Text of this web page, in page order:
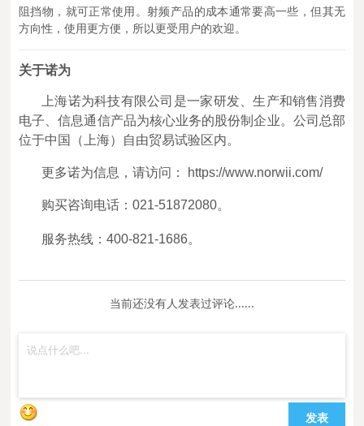
阻挡物，就可正常使用。射频产品的成本通常要高一些，但其无
方向性，使用更方便，所以更受用户的欢迎。
关于诺为
上海诺为科技有限公司是一家研发、生产和销售消费
电子、信息通信产品为核心业务的股份制企业。公司总部
位于中国（上海）自由贸易试验区内。
更多诺为信息，请访问： https://www.norwii.com/
购买咨询电话：021-51872080。
服务热线：400-821-1686。
当前还没有人发表过评论......
发表